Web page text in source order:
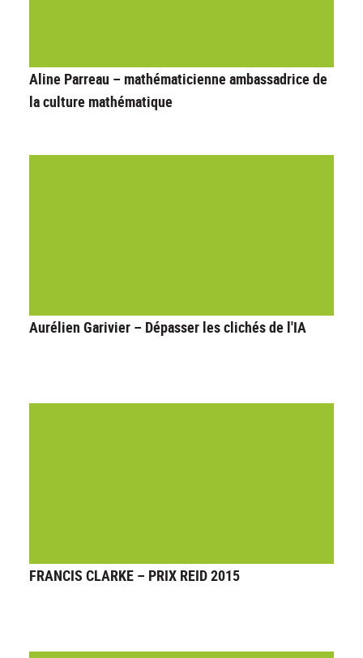
Aline Parreau – mathématicienne ambassadrice de
la culture mathématique
Aurélien Garivier – Dépasser les clichés de l'IA
FRANCIS CLARKE – PRIX REID 2015